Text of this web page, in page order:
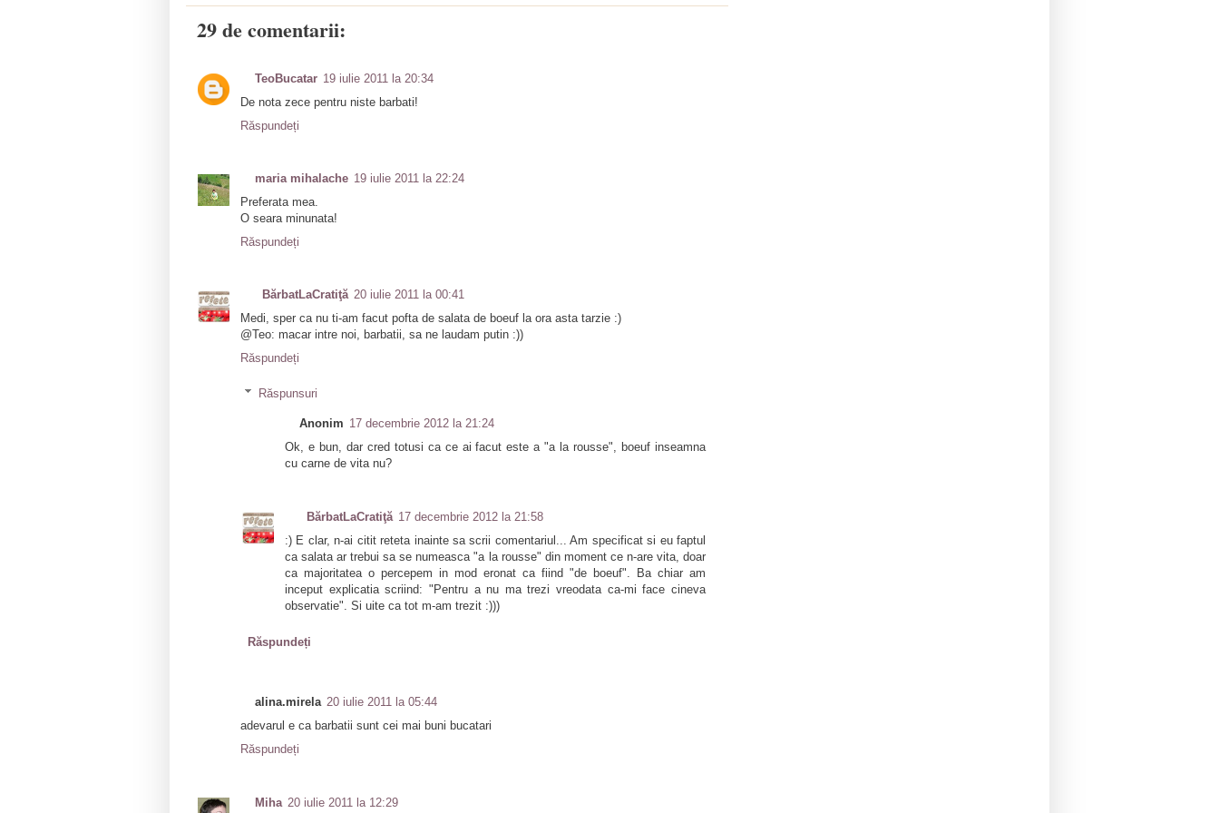
29 de comentarii:
TeoBucatar 19 iulie 2011 la 20:34
De nota zece pentru niste barbati!
Răspundeți
maria mihalache 19 iulie 2011 la 22:24
Preferata mea.
O seara minunata!
Răspundeți
BărbatLaCratiţă 20 iulie 2011 la 00:41
Medi, sper ca nu ti-am facut pofta de salata de boeuf la ora asta tarzie :)
@Teo: macar intre noi, barbatii, sa ne laudam putin :))
Răspundeți
Răspunsuri
Anonim 17 decembrie 2012 la 21:24
Ok, e bun, dar cred totusi ca ce ai facut este a "a la rousse", boeuf inseamna
cu carne de vita nu?
BărbatLaCratiţă 17 decembrie 2012 la 21:58
:) E clar, n-ai citit reteta inainte sa scrii comentariul... Am specificat si eu faptul
ca salata ar trebui sa se numeasca "a la rousse" din moment ce n-are vita, doar
ca majoritatea o percepem in mod eronat ca fiind "de boeuf". Ba chiar am
inceput explicatia scriind: "Pentru a nu ma trezi vreodata ca-mi face cineva
observatie". Si uite ca tot m-am trezit :)))
Răspundeți
alina.mirela 20 iulie 2011 la 05:44
adevarul e ca barbatii sunt cei mai buni bucatari
Răspundeți
Miha 20 iulie 2011 la 12:29